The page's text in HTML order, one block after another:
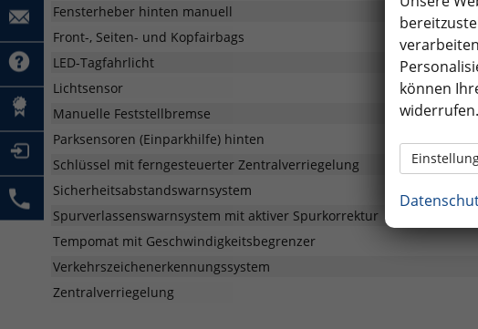
Fensterheber hinten manuell
Front-, Seiten- und Kopfairbags
LED-Tagfahrlicht
Lichtsensor
Manuelle Feststellbremse
Parksensoren (Einparkhilfe) hinten
Schlüssel mit ferngesteuerter Zentralverriegelung
Sicherheitsabstandswarnsystem
Spurverlassenswarnsystem mit aktiver Spurkorrektur
Tempomat mit Geschwindigkeitsbegrenzer
Verkehrszeichenerkennungssystem
Zentralverriegelung
können
widerrufen.